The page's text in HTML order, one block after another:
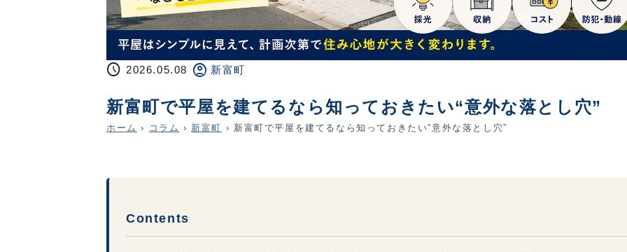
schedule 2026.05.08 account_circle 新富町
新富町で平屋を建てるなら知っておきたい“意外な落とし穴”
ホーム › コラム › 新富町 › 新富町で平屋を建てるなら知っておきたい“意外な落とし穴”
Contents